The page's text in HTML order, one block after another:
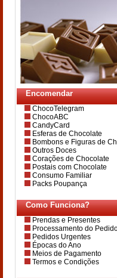
Encomendar
ChocoTelegram
ChocoABC
CandyCard
Esferas de Chocolate
Bombons e Figuras de
Outros Doces
Corações de Chocolate
Postais com Chocolate
Consumo Familiar
Packs Poupança
Como Funciona?
Prendas e Presentes
Processamento do
Pedidos Urgentes
Épocas do Ano
Meios de Pagamento
Termos e Condições